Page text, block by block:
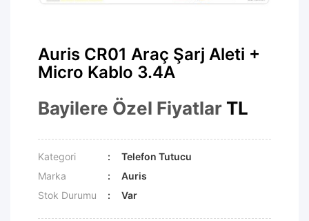
Auris CR01 Araç Şarj Aleti +
Micro Kablo 3.4A
Bayilere Özel Fiyatlar TL
Kategori
Telefon Tutucu
Marka
Auris
Stok Durumu
Var